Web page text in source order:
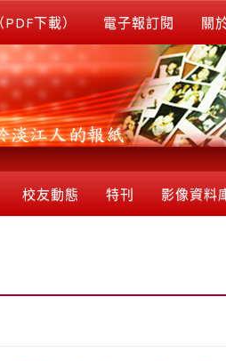
下載） 電子報訂閱 關
校友動態 特刊 影像資料